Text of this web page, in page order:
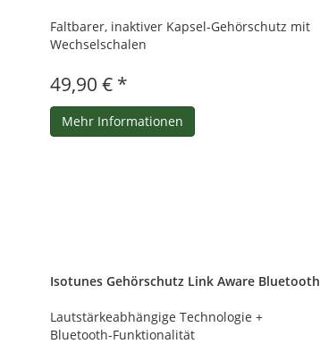
Faltbarer, inaktiver Kapsel-Gehörschutz mit
Wechselschalen
49,90 € *
Mehr Informationen
Isotunes Gehörschutz Link Aware Bluetooth
Lautstärkeabhängige Technologie +
Bluetooth-Funktionalität